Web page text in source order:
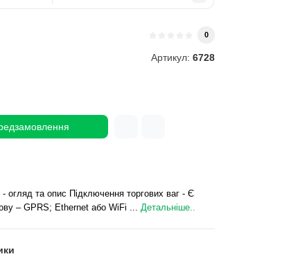
0
Артикул: 6728
огляд та опис Підключення торгових ваг - Є
– GPRS; Ethernet або WiFi ... Детальніше..